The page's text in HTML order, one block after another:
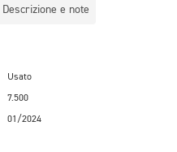
Descrizione e note
Usato
7.500
01/2024